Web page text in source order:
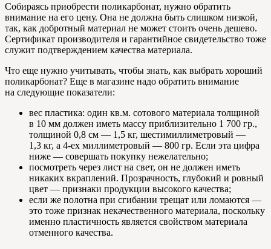
Собираясь приобрести поликарбонат, нужно обратить
внимание на его цену. Она не должна быть слишком низкой,
так, как добротный материал не может стоить очень дешево.
Сертификат производителя и гарантийное свидетельство тоже
служит подтверждением качества материала.
Что еще нужно учитывать, чтобы знать, как выбрать хороший
поликарбонат? Еще в магазине надо обратить внимание
на следующие показатели:
вес пластика: один кв.м. сотового материала толщиной
в 10 мм должен иметь массу приблизительно 1 700 гр.,
толщиной 0,8 см — 1,5 кг, шестимиллиметровый —
1,3 кг, а 4-ех миллиметровый — 800 гр. Если эта цифра
ниже — совершать покупку нежелательно;
посмотреть через лист на свет, он не должен иметь
никаких вкраплений. Прозрачность, глубокий и ровный
цвет — признаки продукции высокого качества;
если же полотна при сгибании трещат или ломаются —
это тоже признак некачественного материала, поскольку
именно пластичность является свойством материала
отменного качества.